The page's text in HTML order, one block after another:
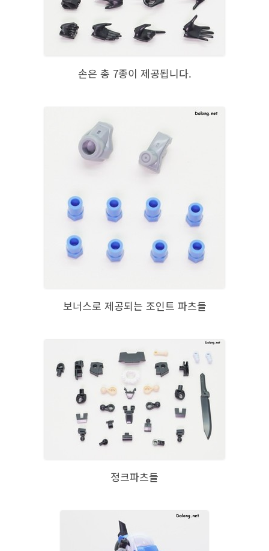
손은 총 7종이 제공됩니다.
보너스로 제공되는 조인트 파츠들
정크파츠들